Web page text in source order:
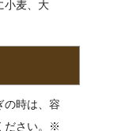
小麦、大
の時は、容
ださい。※